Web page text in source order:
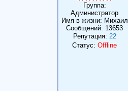
Группа:
Администратор
Имя в жизни: Михаил
Сообщений: 13653
Репутация: 22
Статус: Offline